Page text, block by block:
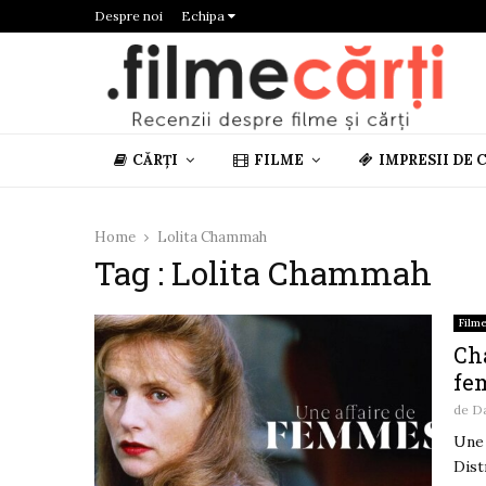
Despre noi Echipa
CĂRȚI FILME IMPRESII DE
Home Lolita Chammah
Tag : Lolita Chammah
de